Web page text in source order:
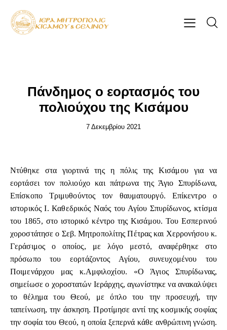
Πάνδημος ο εορτασμός του
πολιούχου της Κισάμου
7 Δεκεμβρίου 2021
Ντύθηκε στα γιορτινά της η πόλις της Κισάμου για να
εορτάσει τον πολιούχο και πάτρωνα της Άγιο Σπυρίδωνα,
Επίσκοπο Τριμυθούντος τον θαυματουργό. Επίκεντρο ο
ιστορικός Ι. Καθεδρικός Ναός του Αγίου Σπυρίδωνος, κτίσμα
του 1865, στο ιστορικό κέντρο της Κισάμου. Του Εσπερινού
χοροστάτησε ο Σεβ. Μητροπολίτης Πέτρας και Χερρονήσου κ.
Γεράσιμος ο οποίος, με λόγο μεστό, αναφέρθηκε στο
πρόσωπο του εορτάζοντος Αγίου, συνευχομένου του
Ποιμενάρχου μας κ.Αμφιλοχίου. «Ο Άγιος Σπυρίδωνας,
σημείωσε ο χοροστατών Ιεράρχης, αγωνίστηκε να ανακαλύψει
το θέλημα του Θεού, με όπλο του την προσευχή, την
ταπείνωση, την άσκηση. Προτίμησε αντί της κοσμικής σοφίας
την σοφία του Θεού, η οποία ξεπερνά κάθε ανθρώπινη γνώση.